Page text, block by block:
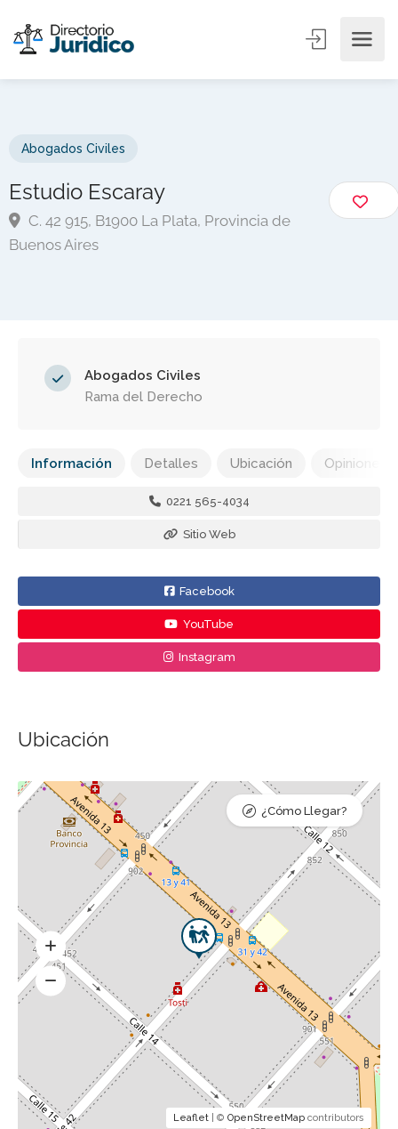
Abogados Civiles
Estudio Escaray
C. 42 915, B1900 La Plata, Provincia de
Buenos Aires
Abogados Civiles
Rama del Derecho
Información Detalles Ubicación Opiniones
0221 565-4034
Sitio Web
Facebook
YouTube
Instagram
Ubicación
Leaflet | © OpenStreetMap contributors
¿Cómo Llegar?